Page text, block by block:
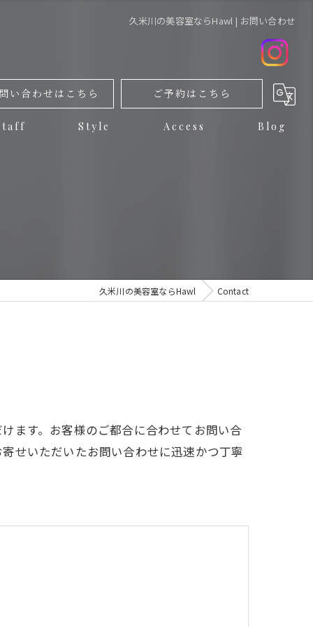
久米川の美容室ならHawl | お問い合わせ
い合わせはこちら ご予約はこちら
Style Access Blog
久米川の美容室ならHawl Contact
ます。お客様のご都合に合わせてお問い合
せいただいたお問い合わせに迅速かつ丁寧